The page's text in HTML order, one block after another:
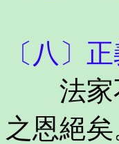
〔八〕
法家不
之恩絕